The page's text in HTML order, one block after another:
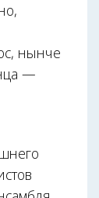
нынче
—